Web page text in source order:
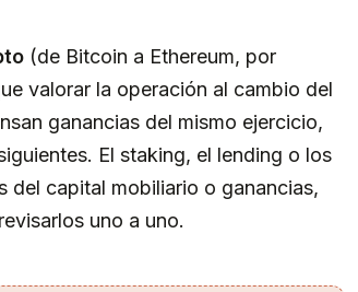
(de Bitcoin a Ethereum, por
valorar la operación al cambio del
ganancias del mismo ejercicio,
El staking, el lending o los
del capital mobiliario o ganancias,
uno a uno.